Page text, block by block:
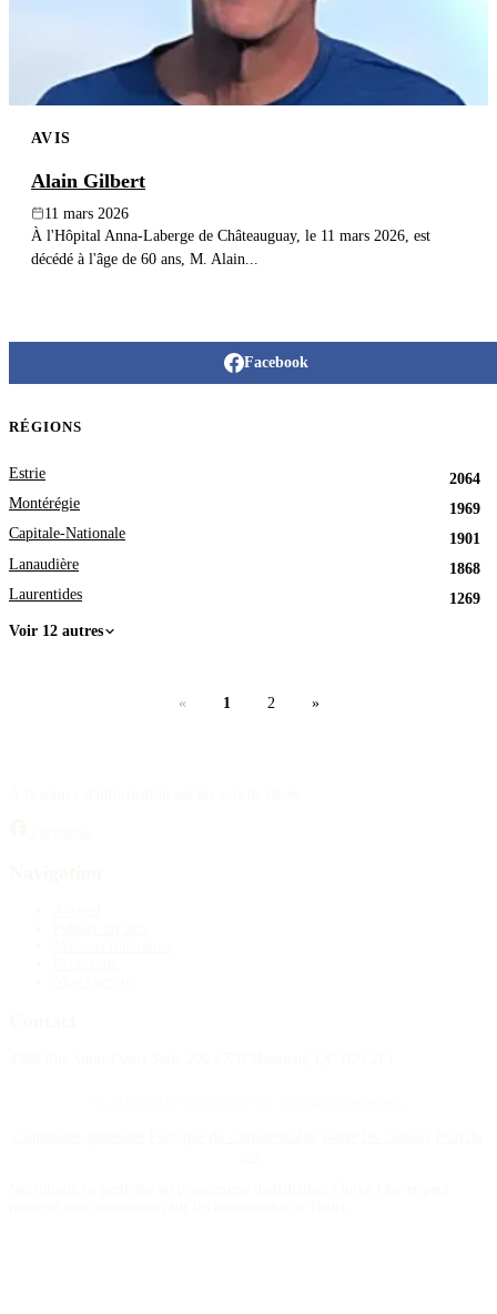
AVIS
Alain Gilbert
11 mars 2026
À l'Hôpital Anna-Laberge de Châteauguay, le 11 mars 2026, est
décédé à l'âge de 60 ans, M. Alain...
Facebook
RÉGIONS
Estrie
2064
Montérégie
1969
Capitale-Nationale
1901
Lanaudière
1868
Laurentides
1269
Voir 12 autres
« 1 2 »